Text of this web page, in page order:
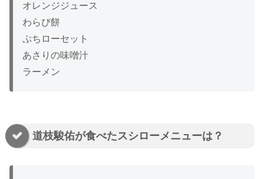
オレンジジュース
わらび餅
ぷちローセット
あさりの味噌汁
ラーメン
道枝駿佑が食べたスシローメニューは？